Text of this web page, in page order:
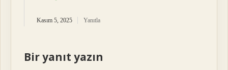
Kasım 5, 2025 Yanıtla
Bir yanıt yazın